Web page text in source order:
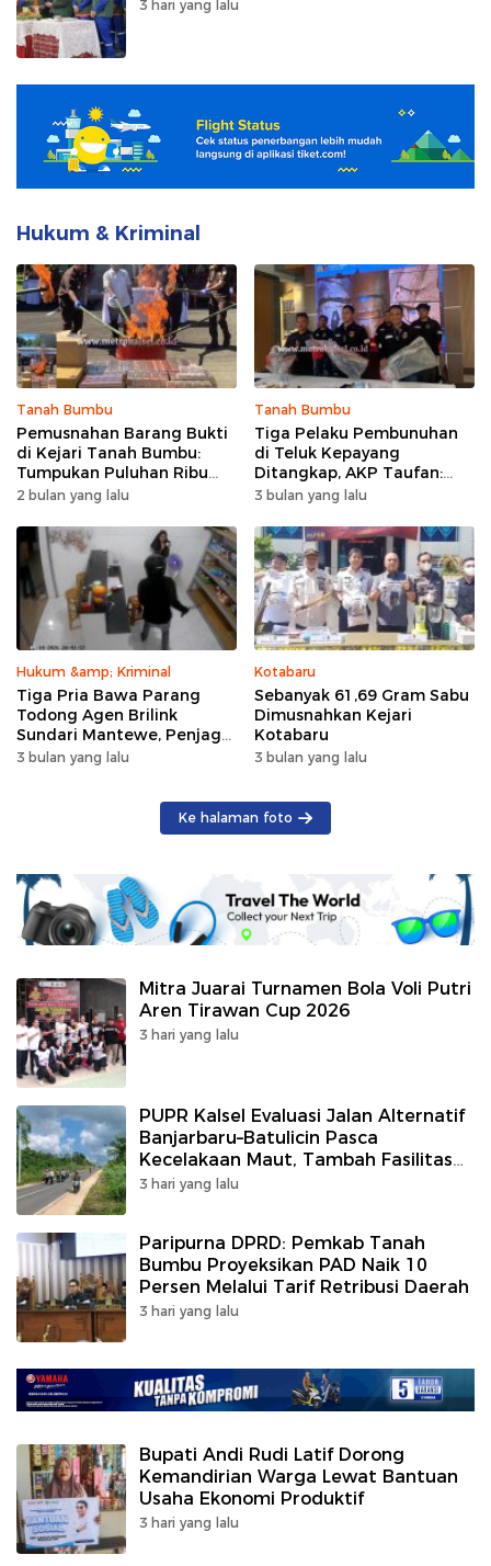
3 hari yang lalu
Hukum & Kriminal
Tanah Bumbu
Pemusnahan Barang Bukti
di Kejari Tanah Bumbu:
Tumpukan Puluhan Ribu
Kotak Rokok Jadi Sorotan
2 bulan yang lalu
Tanah Bumbu
Tiga Pelaku Pembunuhan
di Teluk Kepayang
Ditangkap, AKP Taufan:
Motif Awalnya Kesal Tak
3 bulan yang lalu
Hukum &amp; Kriminal
Tiga Pria Bawa Parang
Todong Agen Brilink
Sundari Mantewe, Penjaga
Kios Sempat Teriak
3 bulan yang lalu
Kotabaru
Sebanyak 61,69 Gram Sabu
Dimusnahkan Kejari
Kotabaru
3 bulan yang lalu
Ke halaman foto
Mitra Juarai Turnamen Bola Voli Putri
Aren Tirawan Cup 2026
3 hari yang lalu
PUPR Kalsel Evaluasi Jalan Alternatif
Banjarbaru–Batulicin Pasca
Kecelakaan Maut, Tambah Fasilitas
Keselamatan
3 hari yang lalu
Paripurna DPRD: Pemkab Tanah
Bumbu Proyeksikan PAD Naik 10
Persen Melalui Tarif Retribusi Daerah
3 hari yang lalu
Bupati Andi Rudi Latif Dorong
Kemandirian Warga Lewat Bantuan
Usaha Ekonomi Produktif
3 hari yang lalu